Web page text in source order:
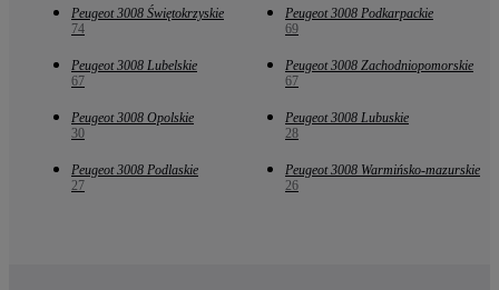
Peugeot 3008 Świętokrzyskie
74
Peugeot 3008 Podkarpackie
69
Peugeot 3008 Lubelskie
67
Peugeot 3008 Zachodniopomorskie
67
Peugeot 3008 Opolskie
30
Peugeot 3008 Lubuskie
28
Peugeot 3008 Podlaskie
27
Peugeot 3008 Warmińsko-mazurskie
26